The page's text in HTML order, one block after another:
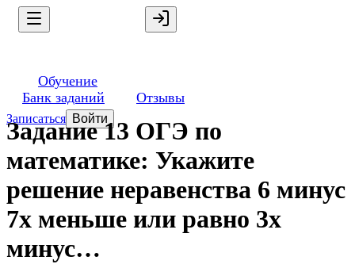
Обучение
Банк заданий
Отзывы
Записаться Войти
Задание 13 ОГЭ по
математике: Укажите
решение неравенства 6 минус
7x меньше или равно 3x
минус…